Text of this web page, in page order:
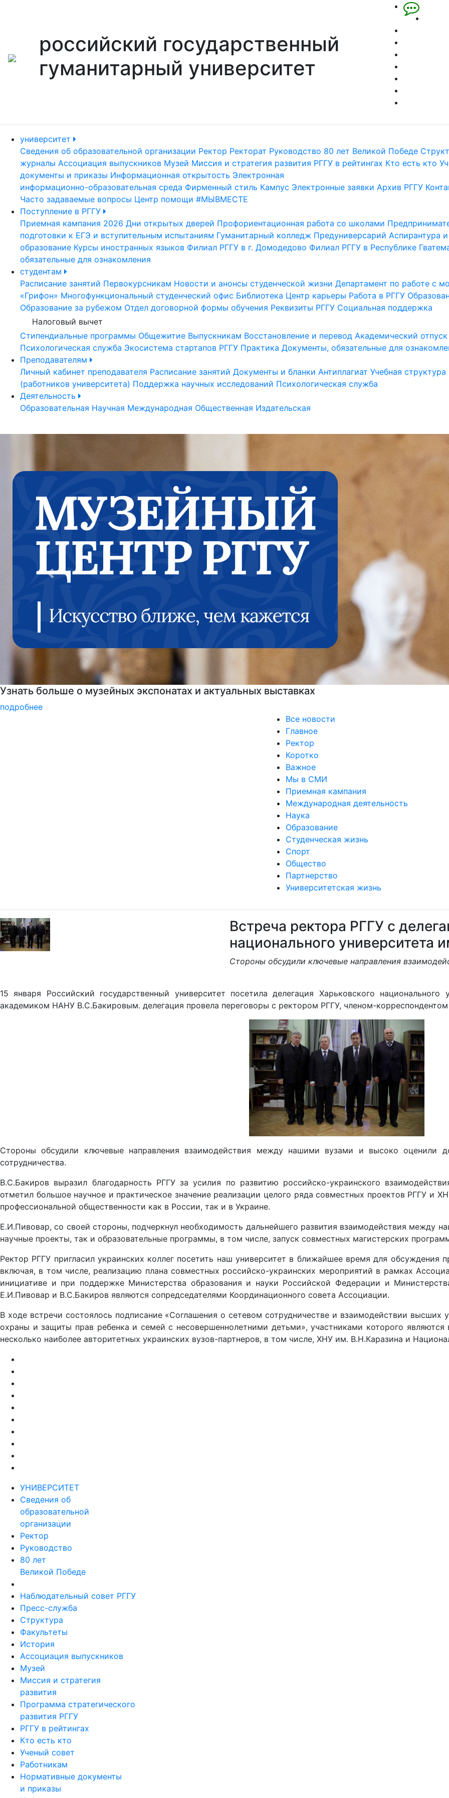
российский государственный
гуманитарный университет
университет
Сведения об образовательной организации Ректор Ректорат Руководство 80 лет Великой Победе
журналы Ассоциация выпускников Музей Миссия и стратегия развития РГГУ в рейтингах Кто есть кто
документы и приказы Информационная открытость Электронная
информационно-образовательная среда Фирменный стиль Кампус Электронные заявки Архив РГГУ
Часто задаваемые вопросы Центр помощи #МЫВМЕСТЕ
Поступление в РГГУ
Приемная кампания 2026 Дни открытых дверей Профориентационная работа со школами
подготовки к ЕГЭ и вступительным испытаниям Гуманитарный колледж Предуниверсарий Аспирантура
образование Курсы иностранных языков Филиал РГГУ в г. Домодедово Филиал РГГУ в Республике
обязательные для ознакомления
студентам
Расписание занятий Первокурсникам Новости и анонсы студенческой жизни Департамент по работе с
«Грифон» Многофункциональный студенческий офис Библиотека Центр карьеры Работа в РГГУ
Образование за рубежом Отдел договорной формы обучения Реквизиты РГГУ Социальная поддержка
Налоговый вычет
Стипендиальные программы Общежитие Выпускникам Восстановление и перевод Академический отпуск
Психологическая служба Экосистема стартапов РГГУ Практика Документы, обязательные для
Преподавателям
Личный кабинет преподавателя Расписание занятий Документы и бланки Антиплагиат Учебная структура
(работников университета) Поддержка научных исследований Психологическая служба
Деятельность
Образовательная Научная Международная Общественная Издательская
Программы профпереподготовки
подробнее
Previous
Все новости
Главное
Ректор
Коротко
Важное
Мы в СМИ
Приемная кампания
Международная деятельность
Наука
Образование
Студенческая жизнь
Спорт
Общество
Партнерство
Университетская жизнь
Встреча ректора РГГУ с
национального университета
Стороны обсудили ключевые направления
15 января Российский государственный университет посетила делегация Харьковского
академиком НАНУ В.С.Бакировым. делегация провела переговоры с ректором РГГУ, членом-
Стороны обсудили ключевые направления взаимодействия между нашими вузами и высоко оценили
сотрудничества.
В.С.Бакиров выразил благодарность РГГУ за усилия по развитию российско-украинского
отметил большое научное и практическое значение реализации целого ряда совместных проектов РГГУ и
профессиональной общественности как в России, так и в Украине.
Е.И.Пивовар, со своей стороны, подчеркнул необходимость дальнейшего развития взаимодействия между
научные проекты, так и образовательные программы, в том числе, запуск совместных магистерских
Ректор РГГУ пригласил украинских коллег посетить наш университет в ближайшее время для обсуждения
включая, в том числе, реализацию плана совместных российско-украинских мероприятий в рамках
инициативе и при поддержке Министерства образования и науки Российской Федерации и
Е.И.Пивовар и В.С.Бакиров являются сопредседателями Координационного совета Ассоциации.
В ходе встречи состоялось подписание «Соглашения о сетевом сотрудничестве и взаимодействии высших
охраны и защиты прав ребенка и семей с несовершеннолетними детьми», участниками которого
несколько наиболее авторитетных украинских вузов-партнеров, в том числе, ХНУ им. В.Н.Каразина и
УНИВЕРСИТЕТ
Сведения об
образовательной
организации
Ректор
Руководство
80 лет
Великой Победе
Наблюдательный совет РГГУ
Пресс-служба
Структура
Факультеты
История
Ассоциация выпускников
Музей
Миссия и стратегия
развития
Программа стратегического
развития РГГУ
РГГУ в рейтингах
Кто есть кто
Ученый совет
Работникам
Нормативные документы
и приказы